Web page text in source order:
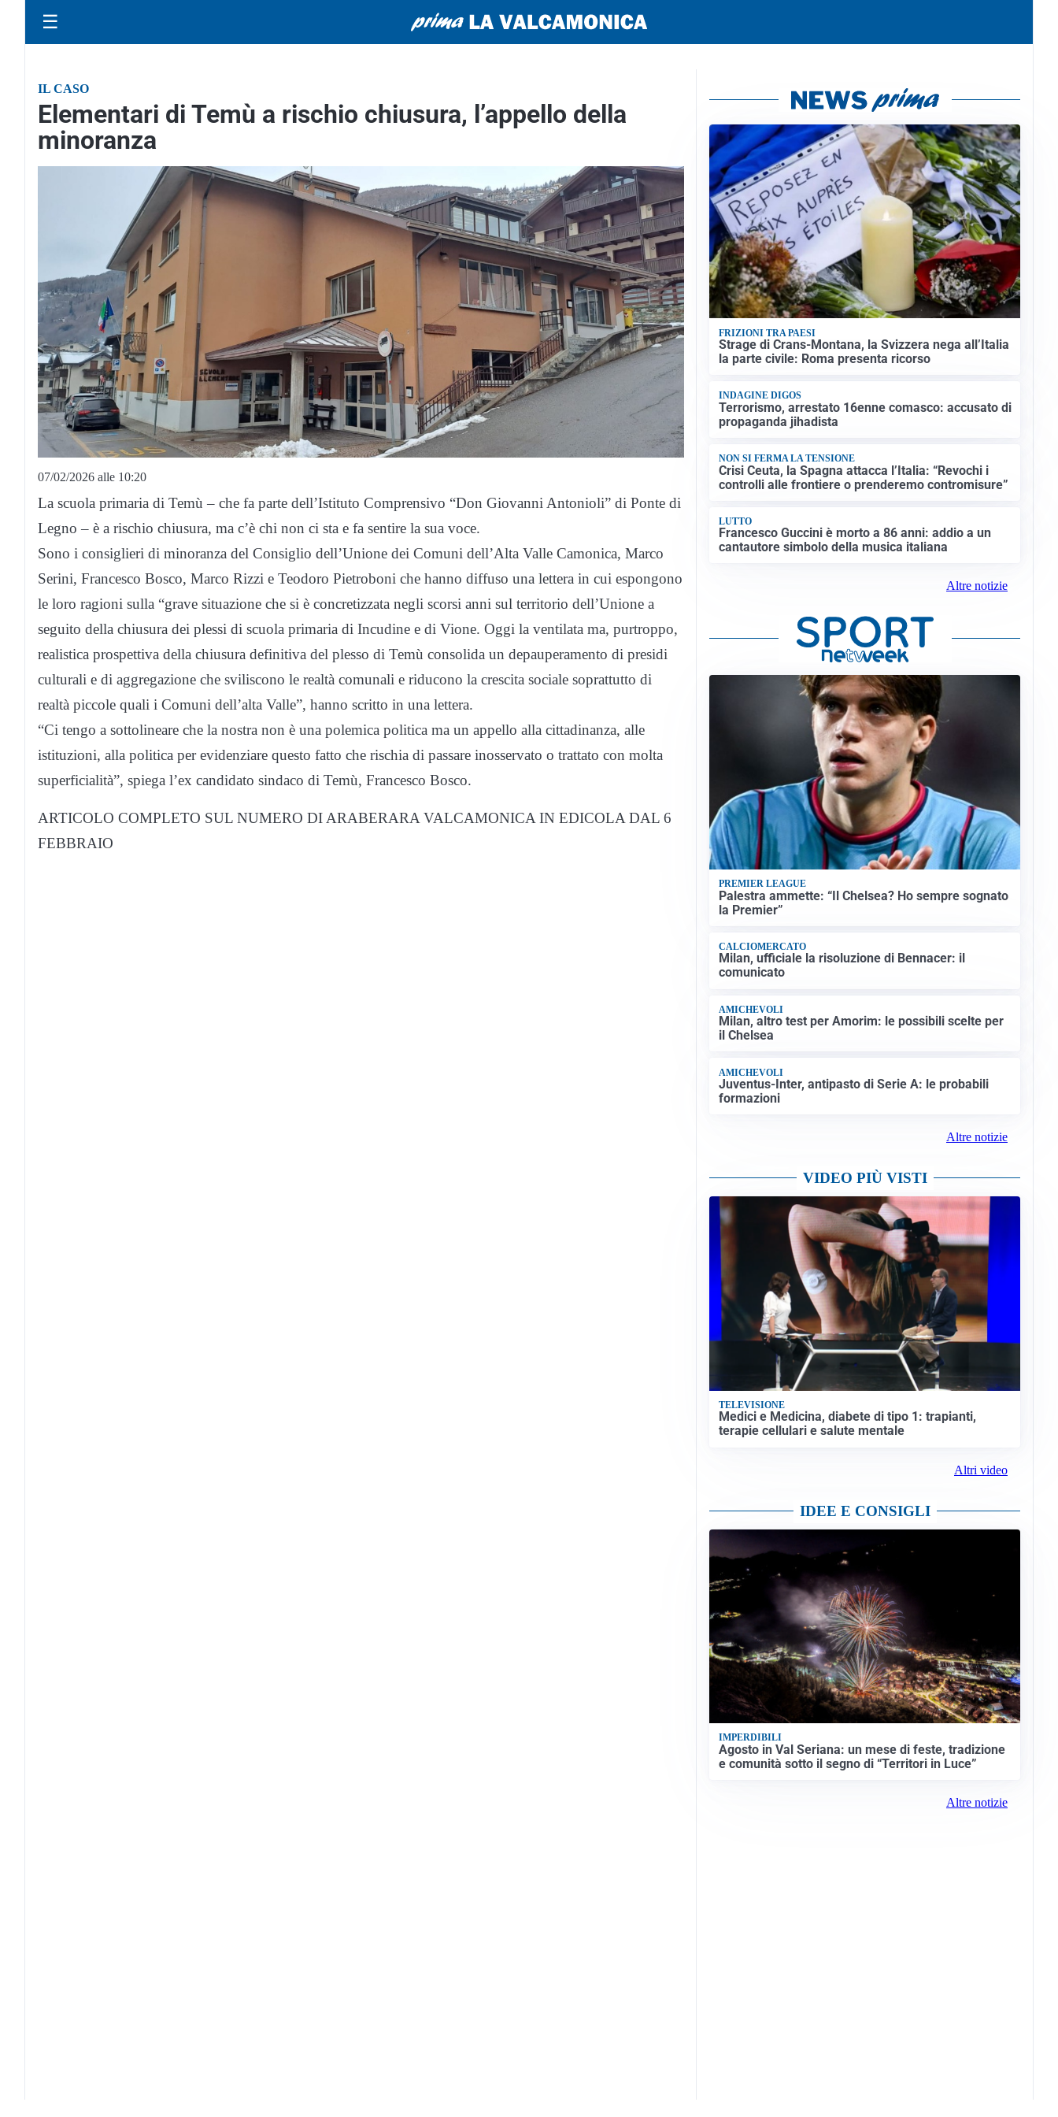
☰
IL CASO
Elementari di Temù a rischio chiusura, l’appello della
minoranza
07/02/2026 alle 10:20
La scuola primaria di Temù – che fa parte dell’Istituto Comprensivo “Don Giovanni Antonioli” di Ponte di
Legno – è a rischio chiusura, ma c’è chi non ci sta e fa sentire la sua voce.
Sono i consiglieri di minoranza del Consiglio dell’Unione dei Comuni dell’Alta Valle Camonica, Marco
Serini, Francesco Bosco, Marco Rizzi e Teodoro Pietroboni che hanno diffuso una lettera in cui espongono
le loro ragioni sulla “grave situazione che si è concretizzata negli scorsi anni sul territorio dell’Unione a
seguito della chiusura dei plessi di scuola primaria di Incudine e di Vione. Oggi la ventilata ma, purtroppo,
realistica prospettiva della chiusura definitiva del plesso di Temù consolida un depauperamento di presidi
culturali e di aggregazione che sviliscono le realtà comunali e riducono la crescita sociale soprattutto di
realtà piccole quali i Comuni dell’alta Valle”, hanno scritto in una lettera.
“Ci tengo a sottolineare che la nostra non è una polemica politica ma un appello alla cittadinanza, alle
istituzioni, alla politica per evidenziare questo fatto che rischia di passare inosservato o trattato con molta
superficialità”, spiega l’ex candidato sindaco di Temù, Francesco Bosco.
ARTICOLO COMPLETO SUL NUMERO DI ARABERARA VALCAMONICA IN EDICOLA DAL 6
FEBBRAIO
FRIZIONI TRA PAESI
Strage di Crans-Montana, la Svizzera nega all’Italia
la parte civile: Roma presenta ricorso
INDAGINE DIGOS
Terrorismo, arrestato 16enne comasco: accusato di
propaganda jihadista
NON SI FERMA LA TENSIONE
Crisi Ceuta, la Spagna attacca l’Italia: “Revochi i
controlli alle frontiere o prenderemo contromisure”
LUTTO
Francesco Guccini è morto a 86 anni: addio a un
cantautore simbolo della musica italiana
Altre notizie
PREMIER LEAGUE
Palestra ammette: “Il Chelsea? Ho sempre sognato
la Premier”
CALCIOMERCATO
Milan, ufficiale la risoluzione di Bennacer: il
comunicato
AMICHEVOLI
Milan, altro test per Amorim: le possibili scelte per
il Chelsea
AMICHEVOLI
Juventus-Inter, antipasto di Serie A: le probabili
formazioni
Altre notizie
VIDEO PIÙ VISTI
TELEVISIONE
Medici e Medicina, diabete di tipo 1: trapianti,
terapie cellulari e salute mentale
Altri video
IDEE E CONSIGLI
IMPERDIBILI
Agosto in Val Seriana: un mese di feste, tradizione
e comunità sotto il segno di “Territori in Luce”
Altre notizie